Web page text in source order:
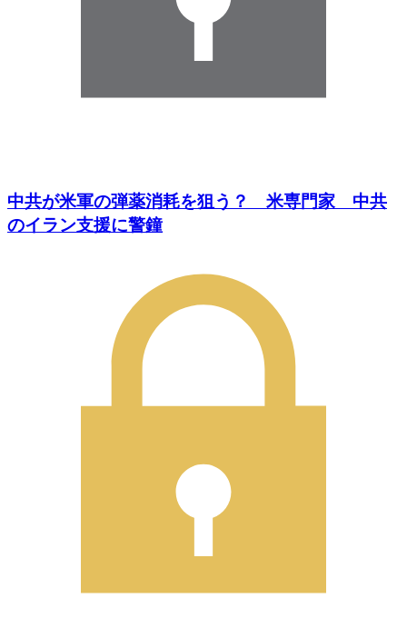
中共が米軍の弾薬消耗を狙う？ 米専門家 中共
のイラン支援に警鐘